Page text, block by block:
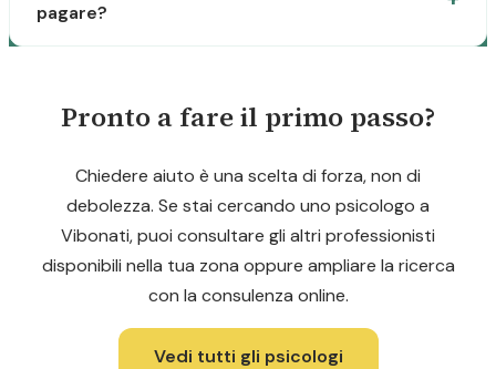
pagare?
Pronto a fare il primo passo?
Chiedere aiuto è una scelta di forza, non di
debolezza. Se stai cercando uno psicologo a
Vibonati, puoi consultare gli altri professionisti
disponibili nella tua zona oppure ampliare la ricerca
con la consulenza online.
Vedi tutti gli psicologi